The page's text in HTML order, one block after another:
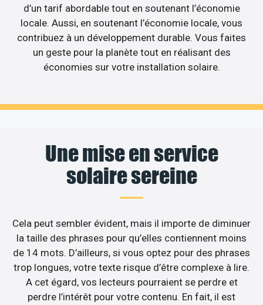
d’un tarif abordable tout en soutenant l’économie
locale. Aussi, en soutenant l’économie locale, vous
contribuez à un développement durable. Vous faites
un geste pour la planète tout en réalisant des
économies sur votre installation solaire.
Une mise en service
solaire sereine
Cela peut sembler évident, mais il importe de diminuer
la taille des phrases pour qu’elles contiennent moins
de 14 mots. D’ailleurs, si vous optez pour des phrases
trop longues, votre texte risque d’être complexe à lire.
A cet égard, vos lecteurs pourraient se perdre et
perdre l’intérêt pour votre contenu. En fait, il est